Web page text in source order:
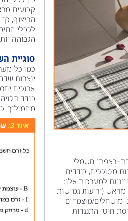
קבועים מראש. יתרה מכך, התקנת היריעות מתבצעת בקרבת
הריצוף, כך שמובטח ניצול יעיל של אנרגיית החום בהשוואה
לכבלי החימום המותקנים במפלס נמוך יותר, בגלל הטמפרטורה
הגבוהה יותר, דבר הגורם להפסדי אנרגיה במסה של הרצפה.
סוגיית
כמו כל מערכת חשמלית, מערכות חימום חשמלי תת-רצפתי
יוצרות שדה מגנטי אליו עלולים בני אדם להיחשף לפרקי זמן
ארוכים יחסית. עוצמתו של השדה המגנטי סביב מוליך חשמלי
בודד תלויה בעוצמת הזרם ביחס הפוך ליניארי למרחק הרדיוס
מהמוליך, כמתואר באיור
:3 איור